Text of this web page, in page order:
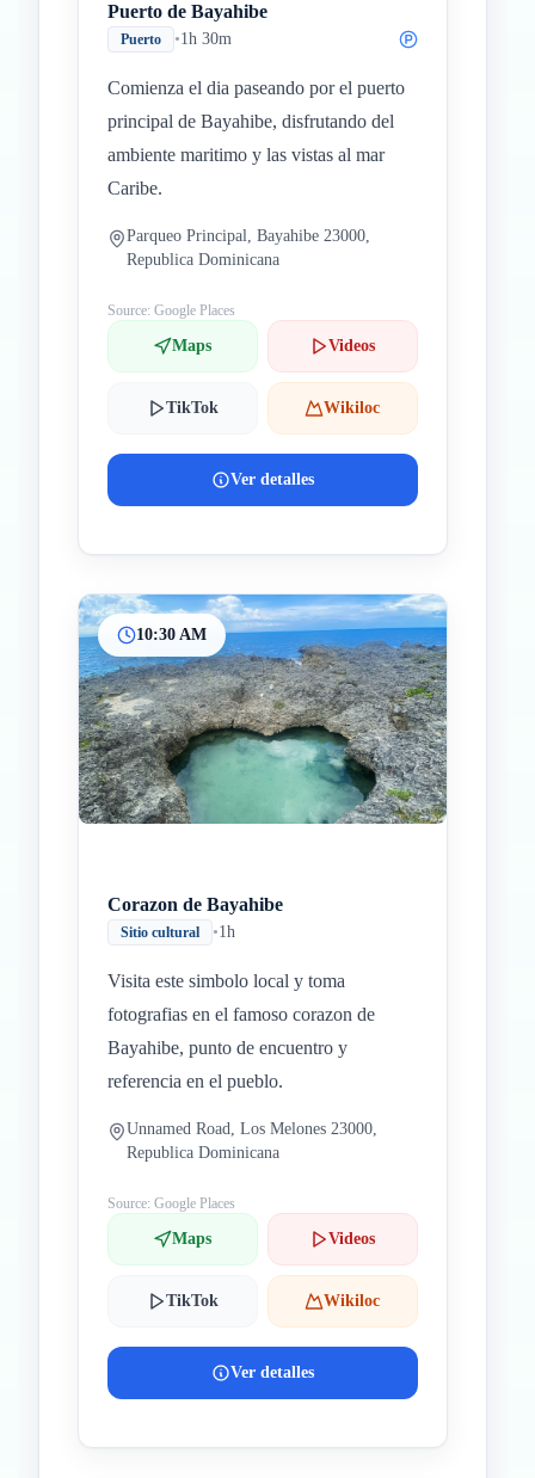
Puerto de Bayahibe
Puerto •1h 30m
Comienza el dia paseando por el puerto
principal de Bayahibe, disfrutando del
ambiente maritimo y las vistas al mar
Caribe.
Parqueo Principal, Bayahibe 23000,
Republica Dominicana
Source: Google Places
Maps Videos
TikTok Wikiloc
Ver detalles
10:30 AM
Corazon de Bayahibe
Sitio cultural •1h
Visita este simbolo local y toma
fotografias en el famoso corazon de
Bayahibe, punto de encuentro y
referencia en el pueblo.
Unnamed Road, Los Melones 23000,
Republica Dominicana
Source: Google Places
Maps Videos
TikTok Wikiloc
Ver detalles